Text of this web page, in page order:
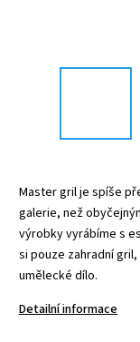
Master gril je spíše
galerie, než
výrobky vyrábíme s
si pouze zahradní
umělecké dílo.
Detailní informace